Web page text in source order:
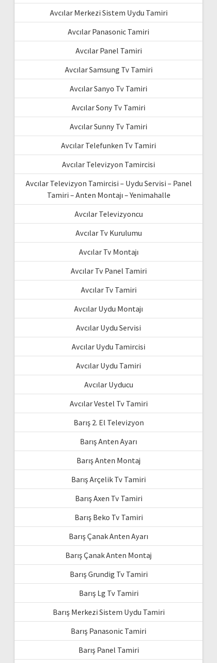
Avcılar Merkezi Sistem Uydu Tamiri
Avcılar Panasonic Tamiri
Avcılar Panel Tamiri
Avcılar Samsung Tv Tamiri
Avcılar Sanyo Tv Tamiri
Avcılar Sony Tv Tamiri
Avcılar Sunny Tv Tamiri
Avcılar Telefunken Tv Tamiri
Avcılar Televizyon Tamircisi
Avcılar Televizyon Tamircisi – Uydu Servisi – Panel
Tamiri – Anten Montajı – Yenimahalle
Avcılar Televizyoncu
Avcılar Tv Kurulumu
Avcılar Tv Montajı
Avcılar Tv Panel Tamiri
Avcılar Tv Tamiri
Avcılar Uydu Montajı
Avcılar Uydu Servisi
Avcılar Uydu Tamircisi
Avcılar Uydu Tamiri
Avcılar Uyducu
Avcılar Vestel Tv Tamiri
Barış 2. El Televizyon
Barış Anten Ayarı
Barış Anten Montaj
Barış Arçelik Tv Tamiri
Barış Axen Tv Tamiri
Barış Beko Tv Tamiri
Barış Çanak Anten Ayarı
Barış Çanak Anten Montaj
Barış Grundig Tv Tamiri
Barış Lg Tv Tamiri
Barış Merkezi Sistem Uydu Tamiri
Barış Panasonic Tamiri
Barış Panel Tamiri